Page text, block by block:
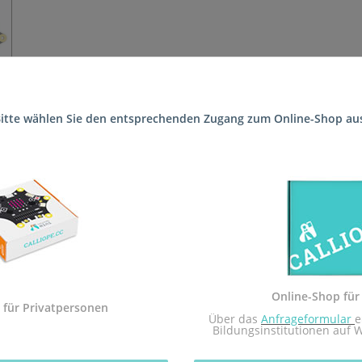
Schule (Integrierte Gesamtschule Am Nanstein Landstuhl)
I und der Calliope mini Startbox. Das Arbeitsheft
Calliope mini umgesetzt.
I in Rheinland-Pfalz zugelassen.
mit dem Redaktionsteam inf-schule.de, insbesondere Daniel
wählen Sie den entsprechenden Zugang zum Online-Shop
für Privatpersonen
Online-Shop für
Über das Anfrageformular
Bildungsinstitutionen auf